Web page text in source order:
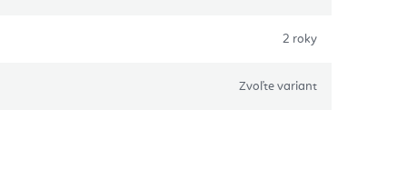
2 roky
Zvoľte variant